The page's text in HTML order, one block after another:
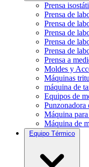
Prensa
Prensa de
Prensa de
Prensa de
Prensa de
Prensa de
Prensa a
Moldes y
Máquinas
máquina de
Equipos de
Punzonadora
Máquina
Máquina de
Equipo Térmico